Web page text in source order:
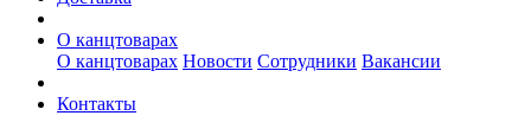
О канцтоварах
О канцтоварах Новости Сотрудники Вакансии
Контакты